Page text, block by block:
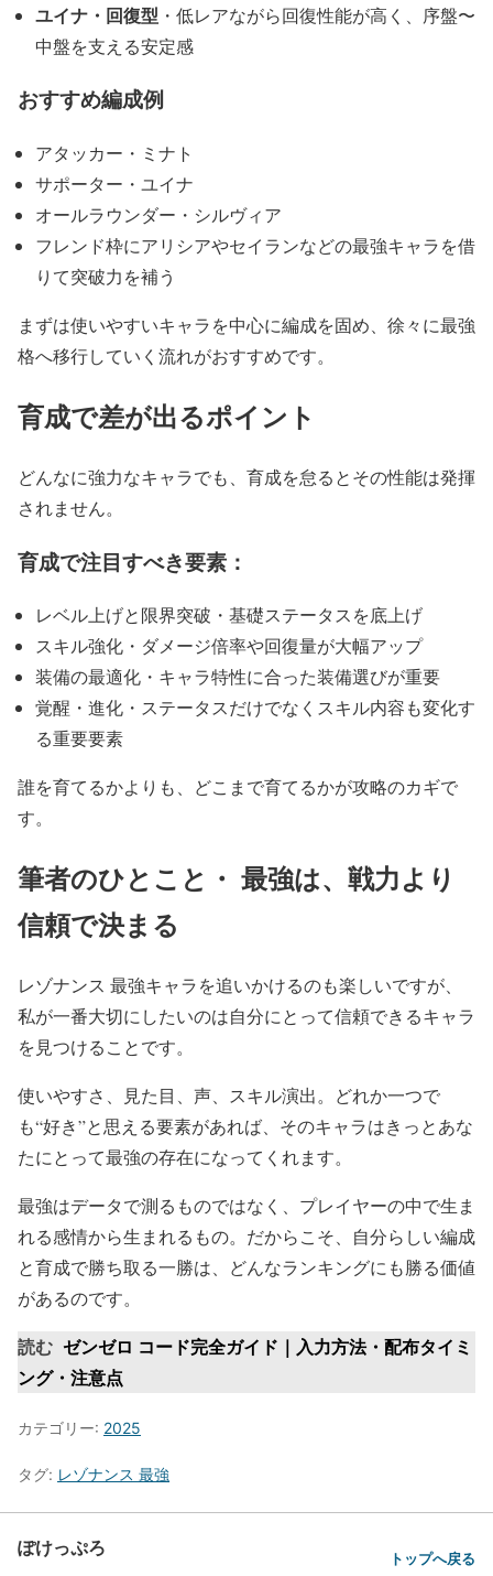
ユイナ・回復型 ・低レアながら回復性能が高く、序盤〜
中盤を支える安定感
おすすめ編成例
アタッカー・ミナト
サポーター・ユイナ
オールラウンダー・シルヴィア
フレンド枠にアリシアやセイランなどの最強キャラを借
りて突破力を補う
まずは使いやすいキャラを中心に編成を固め、徐々に最強
格へ移行していく流れがおすすめです。
育成で差が出るポイント
どんなに強力なキャラでも、育成を怠るとその性能は発揮
されません。
育成で注目すべき要素：
レベル上げと限界突破・基礎ステータスを底上げ
スキル強化・ダメージ倍率や回復量が大幅アップ
装備の最適化・キャラ特性に合った装備選びが重要
覚醒・進化・ステータスだけでなくスキル内容も変化す
る重要要素
誰を育てるかよりも、どこまで育てるかが攻略のカギで
す。
筆者のひとこと・ 最強は、戦力より
信頼で決まる
レゾナンス 最強キャラを追いかけるのも楽しいですが、
私が一番大切にしたいのは自分にとって信頼できるキャラ
を見つけることです。
使いやすさ、見た目、声、スキル演出。どれか一つで
も“好き”と思える要素があれば、そのキャラはきっとあな
たにとって最強の存在になってくれます。
最強はデータで測るものではなく、プレイヤーの中で生ま
れる感情から生まれるもの。だからこそ、自分らしい編成
と育成で勝ち取る一勝は、どんなランキングにも勝る価値
があるのです。
読む ゼンゼロ コード完全ガイド｜入力方法・配布タイミ
ング・注意点
カテゴリー: 2025
タグ: レゾナンス 最強
ぽけっぷろ トップへ戻る